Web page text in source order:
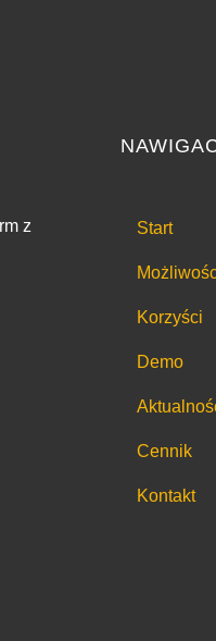
z
Start
Korzyści
Demo
Cennik
Kontakt